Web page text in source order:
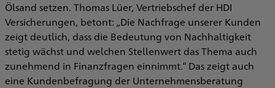
Ölsand setzen. Thomas Lüer, Vertriebschef der HDI
Versicherungen, betont: „Die Nachfrage unserer Kunden
zeigt deutlich, dass die Bedeutung von Nachhaltigkeit
stetig wächst und welchen Stellenwert das Thema auch
zunehmend in Finanzfragen einnimmt.“ Das zeigt auch
eine Kundenbefragung der Unternehmensberatung